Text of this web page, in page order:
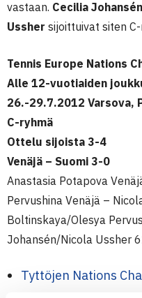
vastaan. Cecilia
Ussher sijoittuivat siten
Tennis Europe Nations
Alle 12-vuotiaiden
26.-29.7.2012 Varsova,
C-ryhmä
Ottelu sijoista 3-4
Venäjä – Suomi 3-0
Anastasia Potapova
Pervushina Venäjä –
Boltinskaya/Olesya
Johansén/Nicola Ussher
Tyttöjen Nations